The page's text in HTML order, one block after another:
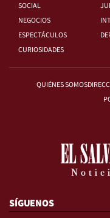
SOCIAL
NEGOCIOS
ESPECTÁCULOS
CURIOSIDADES
QUIÉNES SOMOS
SÍGUENOS